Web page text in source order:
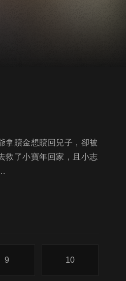
拿贖金想贖回兒子，卻被
救了小寶年回家，且小志
9 10